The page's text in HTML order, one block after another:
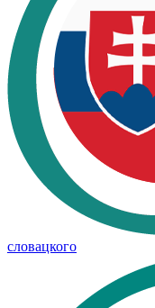
словацкого